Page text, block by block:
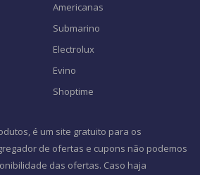
Americanas
Submarino
Electrolux
Evino
Shoptime
é um site gratuito para os
de ofertas e cupons não podemos
das ofertas. Caso haja